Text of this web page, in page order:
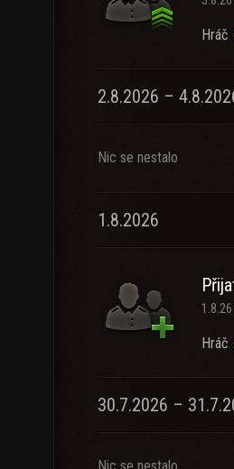
Hráč
2.8.2026 –
Nic se nestalo
1.8.2026
Hráč
30.7.2026 –